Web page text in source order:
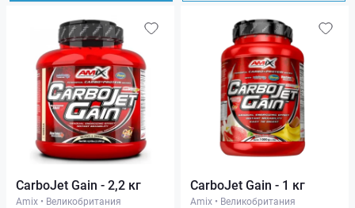
CarboJet Gain - 2,2 кг
Amix • Великобритания
CarboJet Gain - 1 кг
Amix • Великобритания